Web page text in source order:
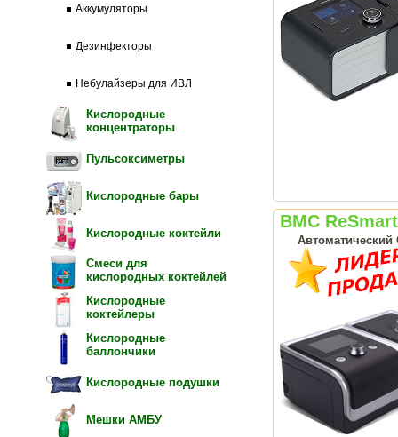
Аккумуляторы
Дезинфекторы
Небулайзеры для ИВЛ
Кислородные
концентраторы
Пульсоксиметры
Кислородные бары
Кислородные коктейли
Смеси для
кислородных коктейлей
Кислородные
коктейлеры
Кислородные
баллончики
Кислородные подушки
Мешки АМБУ
BMC
Автоматический